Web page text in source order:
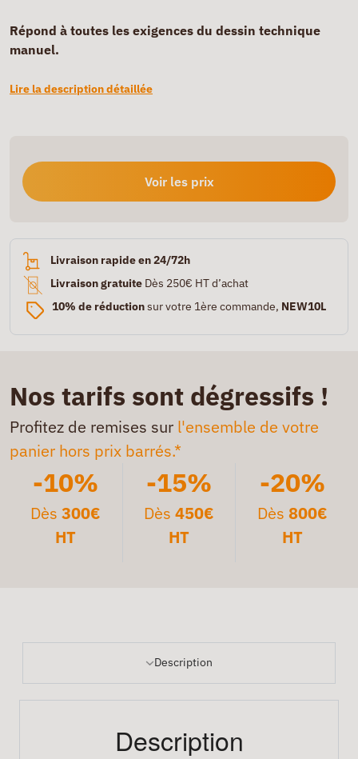
Répond à toutes les exigences du dessin technique
manuel.
Lire la description détaillée
Voir les prix
Livraison rapide en 24/72h
Livraison gratuite Dès 250€ HT d’achat
10% de réductionsur votre 1ère commande, NEW10L
Nos tarifs sont dégressifs !
Profitez de remises sur l'ensemble de votre
panier hors prix barrés.*
-10%
Dès300€
HT
-15%
Dès 450€
HT
-20%
Dès 800€
HT
Description
Description